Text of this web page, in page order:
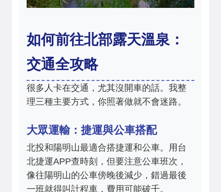
如何前往北部露天溫泉：
交通全攻略
很多人卡在交通，尤其沒開車的話。我整
理三種主要方式，你照著做就不會迷路。
大眾運輸：捷運與公車搭配
北投和陽明山最適合搭捷運和公車。用台
北捷運APP查時刻，但要注意公車班次，
像往陽明山的公車傍晚後減少，錯過最後
一班就得叫計程車，費用可能破千。